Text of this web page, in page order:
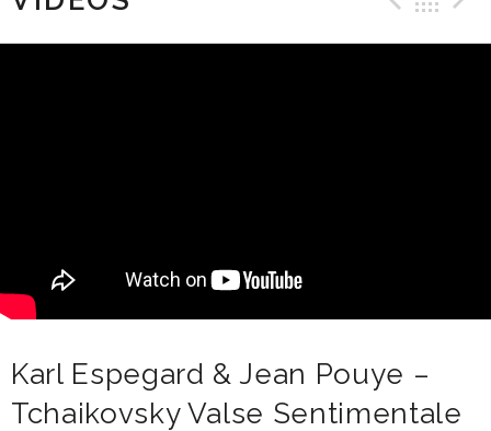
Karl Espegard & Jean Pouye –
Tchaikovsky Valse Sentimentale